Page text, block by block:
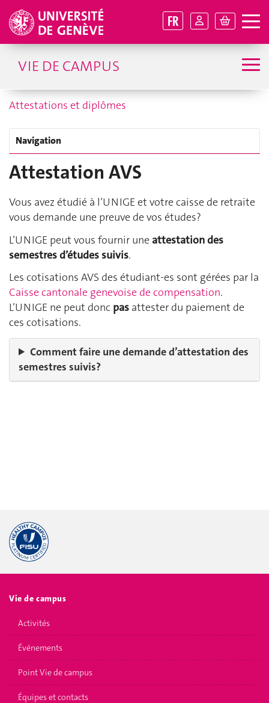
FR
VIE DE CAMPUS
Attestations et diplômes
Navigation
Attestation AVS
Vous avez étudié à l’UNIGE et votre caisse de retraite
vous demande une preuve de vos études?
L’UNIGE peut vous fournir uneattestation des
semestres d’études suivis.
Les cotisations AVS des étudiant‑es sont gérées par la
Caisse cantonale genevoise de compensation.
L’UNIGE ne peut donc pas attester du paiement de
ces cotisations.
Comment faire une demande d’attestation des
semestres suivis?
Vie de campus
Activités
Événements
Point Vie de campus
Équipes et contacts